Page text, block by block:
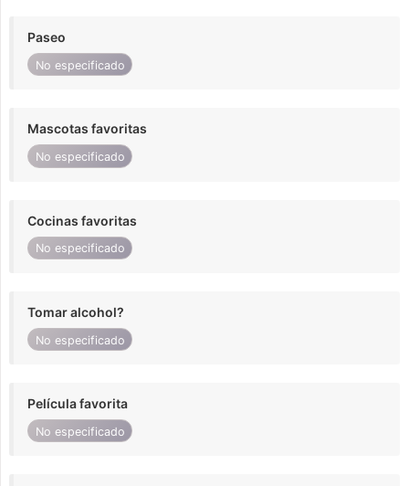
Paseo
No especificado
Mascotas favoritas
No especificado
Cocinas favoritas
No especificado
Tomar alcohol?
No especificado
Película favorita
No especificado